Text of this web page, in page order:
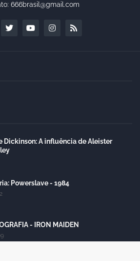
666brasil@gmail.com
Dickinson: A influência de Aleister
Powerslave - 1984
- IRON MAIDEN